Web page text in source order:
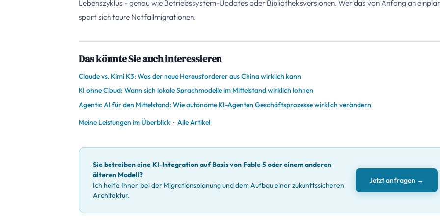
Lebenszyklus - genau wie Betriebssystem-Updates oder Bibliotheksversionen. Wer das von Anfang an
spart sich teure Notfallmigrationen.
Das könnte Sie auch interessieren
Claude vs. Kimi K3: Was der neue Herausforderer aus China wirklich kann
KI ohne Cloud: Wann sich lokale Sprachmodelle im Mittelstand wirklich lohnen
Agentic AI für den Mittelstand: Wie autonome KI-Agenten Geschäftsprozesse wirklich verändern
Meine Leistungen im Überblick · Alle Artikel
Sie betreiben eine KI-Integration auf Basis von Fable 5 oder einem anderen
älteren Modell?
Ich helfe Ihnen bei der Migrationsplanung und dem Aufbau einer zukunftssicheren
Architektur.
Jetzt anfragen →